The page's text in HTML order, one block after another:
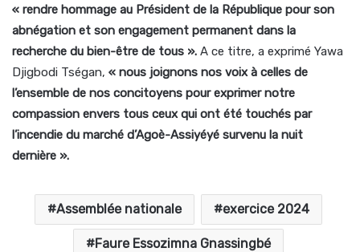
« rendre hommage au Président de la République pour son
abnégation et son engagement permanent dans la
recherche du bien-être de tous ». A ce titre, a exprimé Yawa
Djigbodi Tségan, « nous joignons nos voix à celles de
l’ensemble de nos concitoyens pour exprimer notre
compassion envers tous ceux qui ont été touchés par
l’incendie du marché d’Agoè-Assiyéyé survenu la nuit
dernière ».
Assemblée nationale exercice 2024
Faure Essozimna Gnassingbé